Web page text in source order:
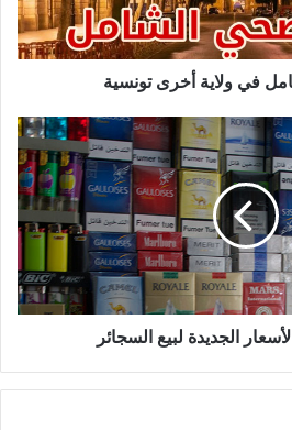
في ولاية أخرى تونسية
الجديدة لبيع السجائر